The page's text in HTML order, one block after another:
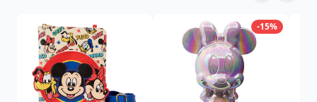
-15%